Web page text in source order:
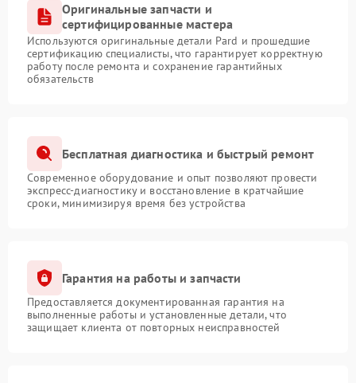
Оригинальные запчасти и
сертифицированные мастера
Используются оригинальные детали Pard и прошедшие
сертификацию специалисты, что гарантирует корректную
работу после ремонта и сохранение гарантийных
обязательств
Бесплатная диагностика и быстрый ремонт
Современное оборудование и опыт позволяют провести
экспресс-диагностику и восстановление в кратчайшие
сроки, минимизируя время без устройства
Гарантия на работы и запчасти
Предоставляется документированная гарантия на
выполненные работы и установленные детали, что
защищает клиента от повторных неисправностей